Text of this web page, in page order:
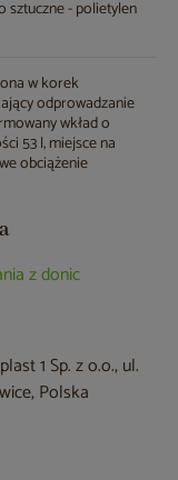
sztuczne - polietylen
w korek
odprowadzanie
wkład o
53 l, miejsce na
obciążenie
z donic
1 Sp. z o.o., ul.
Polska